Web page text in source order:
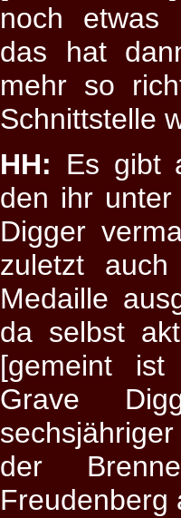
noch etwas
das hat
mehr so
Schnittstelle
HH: Es gibt
den ihr
Digger
zuletzt
Medaille
da selbst
[gemeint
Grave
der
Freudenberg